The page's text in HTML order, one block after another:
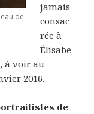
de
jamais
consac
rée à
Élisabe
à voir au
2016.
de